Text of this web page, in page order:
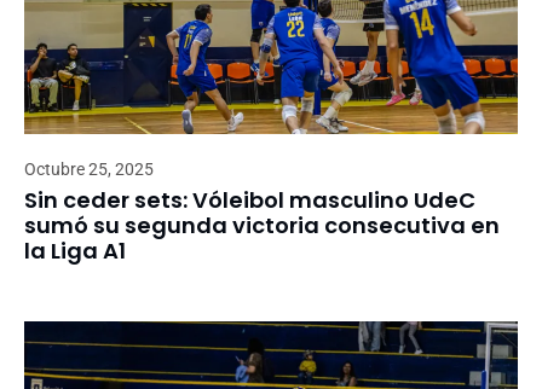
Octubre 25, 2025
Sin ceder sets: Vóleibol masculino UdeC
sumó su segunda victoria consecutiva en
la Liga A1